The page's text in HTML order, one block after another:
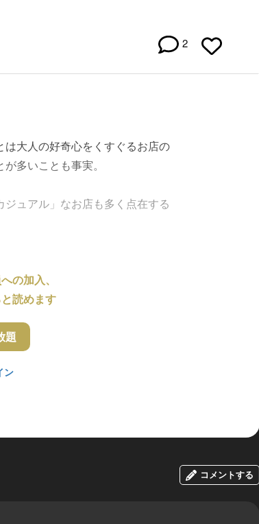
2
大人の好奇心をくすぐるお店の
多いことも事実。
ュアル」なお店も多く点在する
の加入、
読めます
題
ン
コメントする